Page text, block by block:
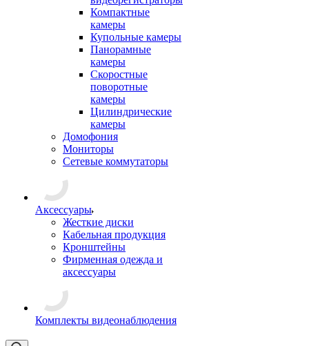
Компактные
камеры
Купольные камеры
Панорамные
камеры
Скоростные
поворотные
камеры
Цилиндрические
камеры
Домофония
Мониторы
Сетевые коммутаторы
Аксессуары
Жесткие диски
Кабельная продукция
Кронштейны
Фирменная одежда и
аксессуары
Комплекты видеонаблюдения